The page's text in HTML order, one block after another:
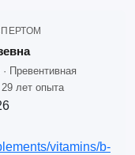
Превентивная
29 лет опыта
vitamins/b-